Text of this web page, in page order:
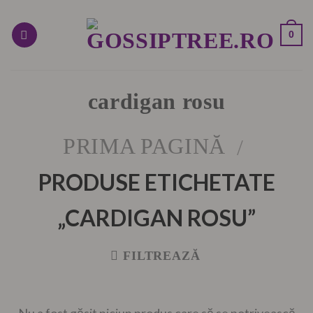
content
0
cardigan rosu
PRIMA PAGINĂ /
PRODUSE ETICHETATE
„CARDIGAN ROSU”
FILTREAZĂ